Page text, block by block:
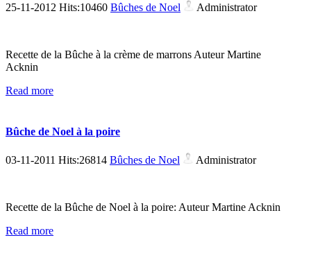
25-11-2012 Hits:10460 Bûches de Noel Administrator
Recette de la Bûche à la crème de marrons Auteur Martine
Acknin
Read more
Bûche de Noel à la poire
03-11-2011 Hits:26814 Bûches de Noel Administrator
Recette de la Bûche de Noel à la poire: Auteur Martine Acknin
Read more